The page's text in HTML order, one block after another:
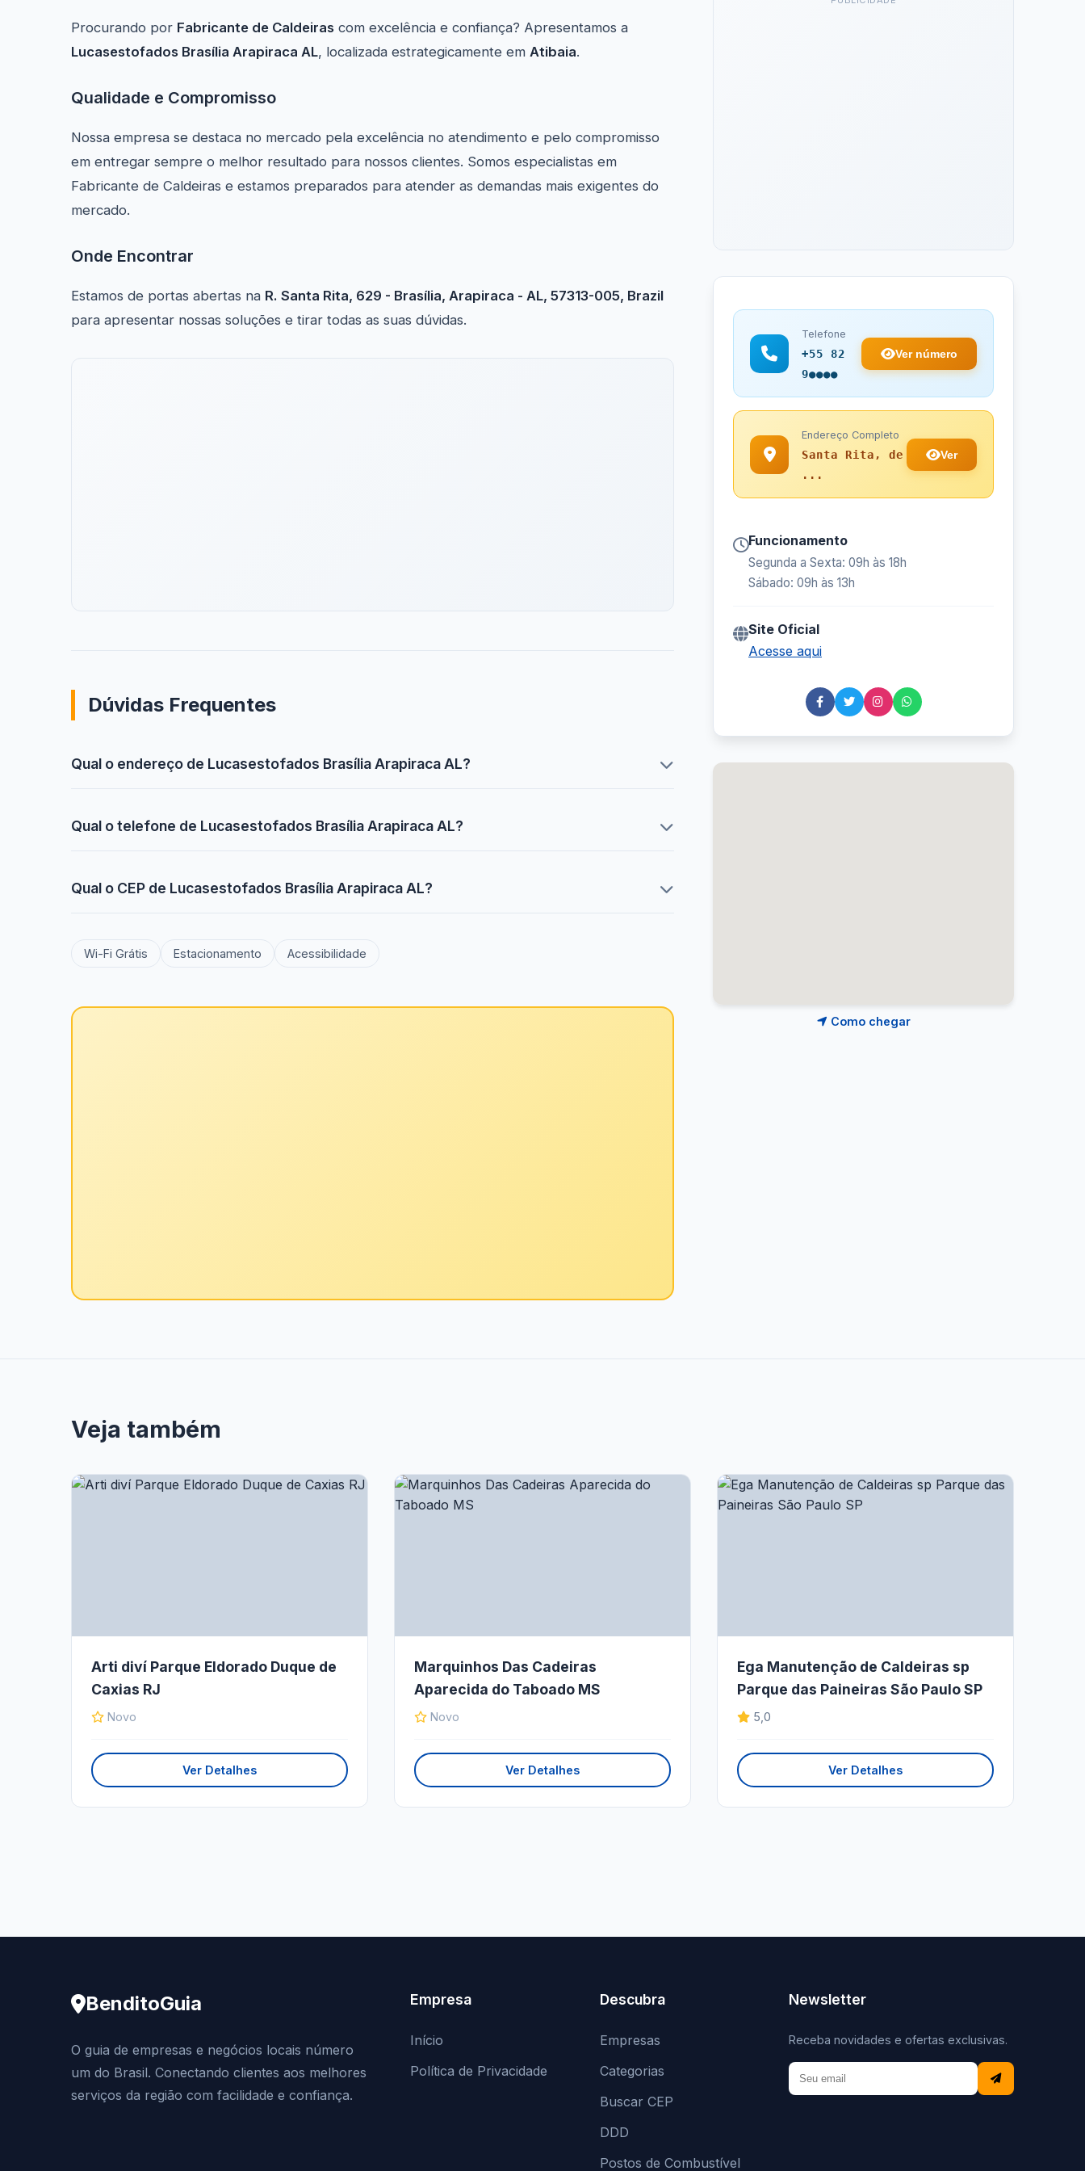
Procurando por Fabricante de Caldeiras com excelência e confiança? Apresentamos a
Lucasestofados Brasília Arapiraca AL, localizada estrategicamente em Atibaia.
Qualidade e Compromisso
Nossa empresa se destaca no mercado pela excelência no atendimento e pelo compromisso
em entregar sempre o melhor resultado para nossos clientes. Somos especialistas em
Fabricante de Caldeiras e estamos preparados para atender as demandas mais exigentes do
mercado.
Onde Encontrar
Estamos de portas abertas na R. Santa Rita, 629 - Brasília, Arapiraca - AL, 57313-005, Brazil
para apresentar nossas soluções e tirar todas as suas dúvidas.
Dúvidas Frequentes
Qual o endereço de Lucasestofados Brasília Arapiraca AL?
Qual o telefone de Lucasestofados Brasília Arapiraca AL?
Qual o CEP de Lucasestofados Brasília Arapiraca AL?
Wi-Fi Grátis Estacionamento Acessibilidade
Telefone
+55 82
9●●●●
Ver número
Endereço Completo
Santa Rita, de
...
Ver
Funcionamento
Segunda a Sexta: 09h às 18h
Sábado: 09h às 13h
Site Oficial
Acesse aqui
Como chegar
Veja também
Arti diví Parque Eldorado Duque de
Caxias RJ
Novo
Ver Detalhes
Marquinhos Das Cadeiras
Aparecida do Taboado MS
Novo
Ver Detalhes
Ega Manutenção de Caldeiras sp
Parque das Paineiras São Paulo SP
5,0
Ver Detalhes
BenditoGuia
O guia de empresas e negócios locais número
um do Brasil. Conectando clientes aos melhores
serviços da região com facilidade e confiança.
Empresa
Início
Política de Privacidade
Descubra
Empresas
Categorias
Buscar CEP
DDD
Postos de Combustível
Newsletter
Receba novidades e ofertas exclusivas.